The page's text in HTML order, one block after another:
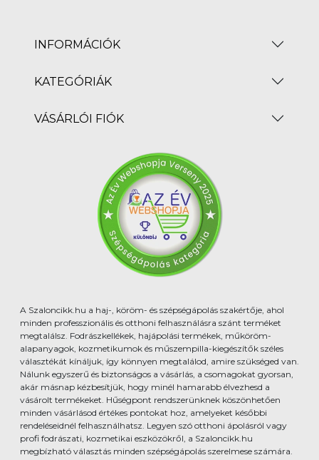
INFORMÁCIÓK
KATEGÓRIÁK
VÁSÁRLÓI FIÓK
A Szaloncikk.hu a haj-, köröm- és szépségápolás szakértője, ahol
minden professzionális és otthoni felhasználásra szánt terméket
megtalálsz. Fodrászkellékek, hajápolási termékek, műköröm-
alapanyagok, kozmetikumok és műszempilla-kiegészítők széles
választékát kínáljuk, így könnyen megtalálod, amire szükséged van.
Nálunk egyszerű és biztonságos a vásárlás, a csomagokat gyorsan,
akár másnap kézbesítjük, hogy minél hamarabb élvezhesd a
vásárolt termékeket. Hűségpont rendszerünknek köszönhetően
minden vásárlásod értékes pontokat hoz, amelyeket későbbi
rendeléseidnél felhasználhatsz. Legyen szó otthoni ápolásról vagy
profi fodrászati, kozmetikai eszközökről, a Szaloncikk.hu
megbízható választás minden szépségápolás szerelmese számára.